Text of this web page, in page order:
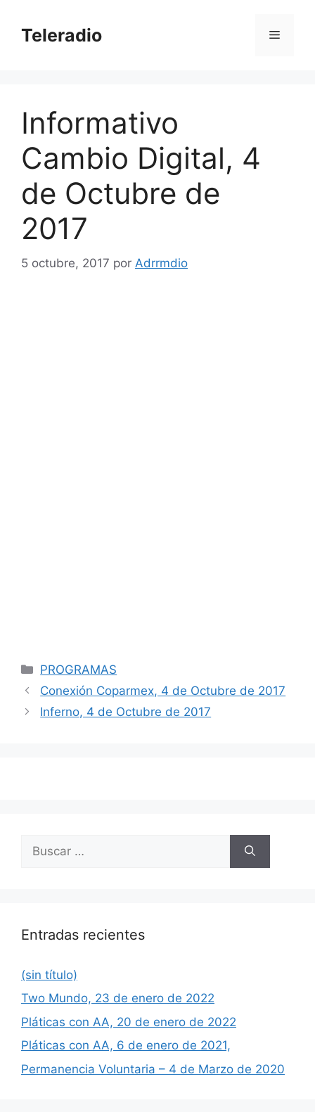
contenido
Teleradio Menú
Informativo
Cambio Digital, 4
de Octubre de
2017
5 octubre, 2017 por Adrrmdio
Categorías
PROGRAMAS
Navegación
de
Conexión Coparmex, 4 de Octubre de 2017
Inferno, 4 de Octubre de 2017
Entradas recientes
(sin título)
Two Mundo, 23 de enero de 2022
Pláticas con AA, 20 de enero de 2022
Pláticas con AA, 6 de enero de 2021,
Permanencia Voluntaria – 4 de Marzo de 2020